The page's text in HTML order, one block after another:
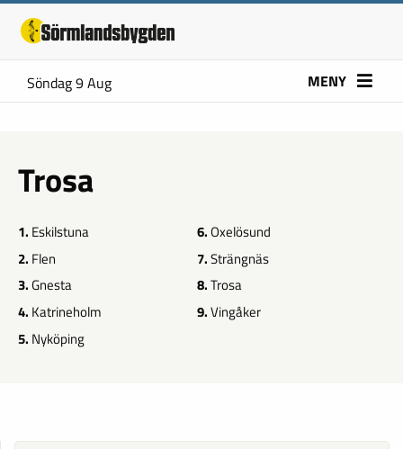
Söndag 9 Aug MENY
Trosa
1. Eskilstuna 6.Oxelösund
2. Flen 7.Strängnäs
3.Gnesta 8.Trosa
4. Katrineholm 9.Vingåker
5. Nyköping